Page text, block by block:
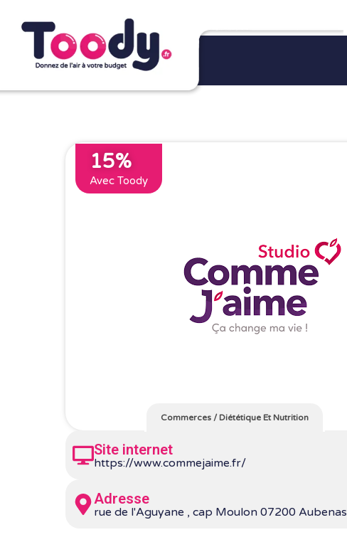
15%
Avec Toody
Commerces/Diététique Et Nutrition
Site internet
https://www.commejaime.fr/
Adresse
rue de l'Aguyane , cap Moulon 07200 Aubenas